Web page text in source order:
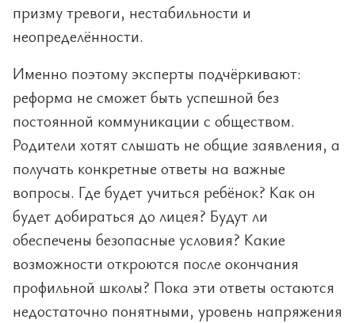
призму тревоги, нестабильности и
неопределённости.
Именно поэтому эксперты подчёркивают:
реформа не сможет быть успешной без
постоянной коммуникации с обществом.
Родители хотят слышать не общие заявления, а
получать конкретные ответы на важные
вопросы. Где будет учиться ребёнок? Как он
будет добираться до лицея? Будут ли
обеспечены безопасные условия? Какие
возможности откроются после окончания
профильной школы? Пока эти ответы остаются
недостаточно понятными, уровень напряжения